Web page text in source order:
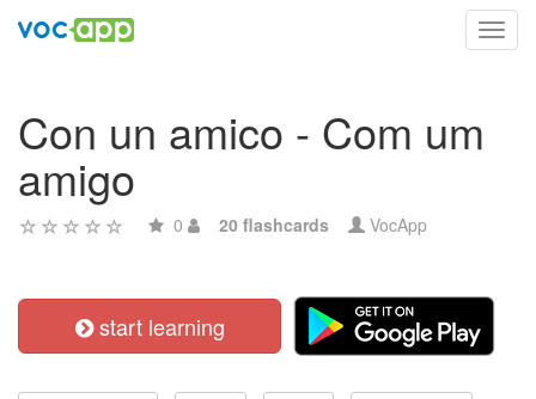
Con un amico - Com um
amigo
0 20 flashcards VocApp
start learning